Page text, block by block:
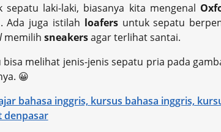
sepatu laki-laki, biasanya kita mengenal
Ada juga istilah loafers untuk sepatu
memilih sneakersagar terlihat santai.
bisa melihat jenis-jenis sepatu pria pada
😀